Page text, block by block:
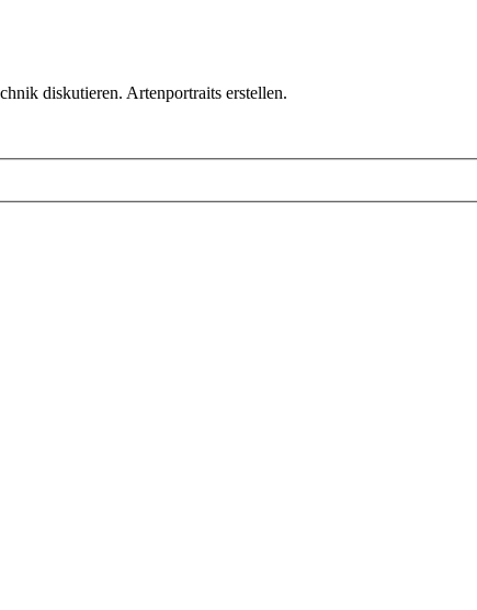
diskutieren. Artenportraits erstellen.